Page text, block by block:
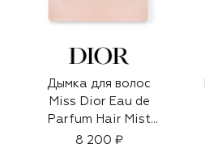
Дымка для волос
Miss Dior Eau de
Parfum Hair Mist
(30ml)
8 200 ₽